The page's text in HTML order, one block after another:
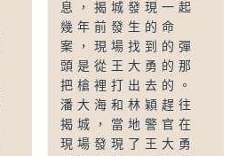
息，揭城發現一起
幾年前發生的命
案，現場找到的彈
頭是從王大勇的那
把槍裡打出去的。
潘大海和林穎趕往
揭城，當地警官在
現場發現了王大勇